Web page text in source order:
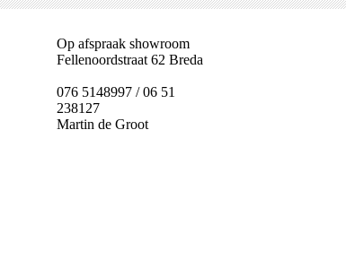
Op afspraak showroom
Fellenoordstraat 62 Breda
076 5148997 / 06 51
238127
Martin de Groot